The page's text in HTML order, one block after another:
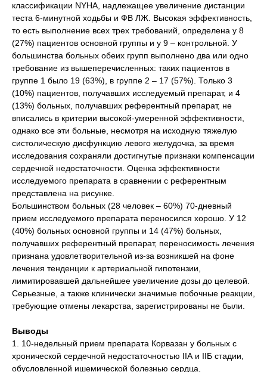
классификации NYHA, надлежащее увеличение дистанции
теста 6-минутной ходьбы и ФВ ЛЖ. Высокая эффективность,
то есть выполнение всех трех требований, определена у 8
(27%) пациентов основной группы и у 9 – контрольной. У
большинства больных обеих групп выполнено два или одно
требование из вышеперечисленных: таких пациентов в
группе 1 было 19 (63%), в группе 2 – 17 (57%). Только 3
(10%) пациентов, получавших исследуемый препарат, и 4
(13%) больных, получавших референтный препарат, не
вписались в критерии высокой-умеренной эффективности,
однако все эти больные, несмотря на исходную тяжелую
систолическую дисфункцию левого желудочка, за время
исследования сохраняли достигнутые признаки компенсации
сердечной недостаточности. Оценка эффективности
исследуемого препарата в сравнении с референтным
представлена на рисунке.
Большинством больных (28 человек – 60%) 70-дневный
прием исследуемого препарата переносился хорошо. У 12
(40%) больных основной группы и 14 (47%) больных,
получавших референтный препарат, переносимость лечения
признана удовлетворительной из-за возникшей на фоне
лечения тенденции к артериальной гипотензии,
лимитировавшей дальнейшее увеличение дозы до целевой.
Серьезные, а также клинически значимые побочные реакции,
требующие отмены лекарства, зарегистрированы не были.
Выводы
1. 10-недельный прием препарата Корвазан у больных с
хронической сердечной недостаточностью ІІА и ІІБ стадии,
обусловленной ишемической болезнью сердца,